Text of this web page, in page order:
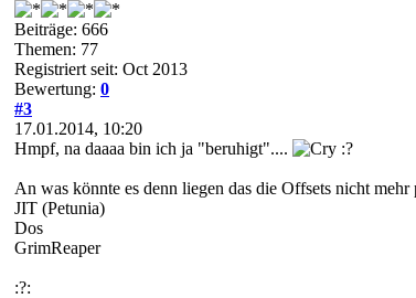
Beiträge: 666
Themen: 77
Registriert seit: Oct 2013
Bewertung: 0
#3
17.01.2014, 10:20
Hmpf, na daaaa bin ich ja "beruhigt"....
:?
An was könnte es denn liegen das die Offsets nicht mehr
JIT (Petunia)
Dos
GrimReaper
:?: